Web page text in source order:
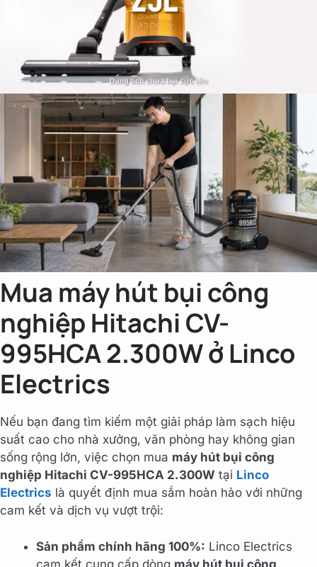
Mua máy hút bụi công
nghiệp Hitachi CV-
995HCA 2.300W ở Linco
Electrics
Nếu bạn đang tìm kiếm một giải pháp làm sạch hiệu
suất cao cho nhà xưởng, văn phòng hay không gian
sống rộng lớn, việc chọn mua máy hút bụi công
nghiệp Hitachi CV-995HCA 2.300W tại Linco
Electrics là quyết định mua sắm hoàn hảo với những
cam kết và dịch vụ vượt trội:
Sản phẩm chính hãng 100%: Linco Electrics
cam kết cung cấp dòng máy hút bụi công